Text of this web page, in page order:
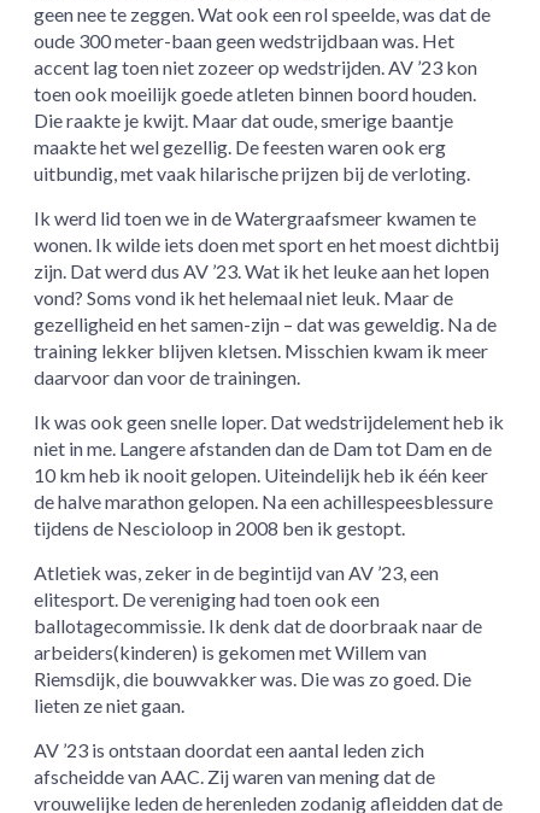
geen nee te zeggen. Wat ook een rol speelde, was dat de
oude 300 meter-baan geen wedstrijdbaan was. Het
accent lag toen niet zozeer op wedstrijden. AV ’23 kon
toen ook moeilijk goede atleten binnen boord houden.
Die raakte je kwijt. Maar dat oude, smerige baantje
maakte het wel gezellig. De feesten waren ook erg
uitbundig, met vaak hilarische prijzen bij de verloting.
Ik werd lid toen we in de Watergraafsmeer kwamen te
wonen. Ik wilde iets doen met sport en het moest dichtbij
zijn. Dat werd dus AV ’23. Wat ik het leuke aan het lopen
vond? Soms vond ik het helemaal niet leuk. Maar de
gezelligheid en het samen-zijn – dat was geweldig. Na de
training lekker blijven kletsen. Misschien kwam ik meer
daarvoor dan voor de trainingen.
Ik was ook geen snelle loper. Dat wedstrijdelement heb ik
niet in me. Langere afstanden dan de Dam tot Dam en de
10 km heb ik nooit gelopen. Uiteindelijk heb ik één keer
de halve marathon gelopen. Na een achillespeesblessure
tijdens de Nescioloop in 2008 ben ik gestopt.
Atletiek was, zeker in de begintijd van AV ’23, een
elitesport. De vereniging had toen ook een
ballotagecommissie. Ik denk dat de doorbraak naar de
arbeiders(kinderen) is gekomen met Willem van
Riemsdijk, die bouwvakker was. Die was zo goed. Die
lieten ze niet gaan.
AV ’23 is ontstaan doordat een aantal leden zich
afscheidde van AAC. Zij waren van mening dat de
vrouwelijke leden de herenleden zodanig afleidden dat de